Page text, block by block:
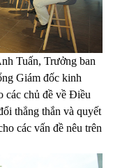
Tuấn, Trưởng ban
Giám đốc kinh
các chủ đề về Điều
thẳng thắn và quyết
các vấn đề nêu trên